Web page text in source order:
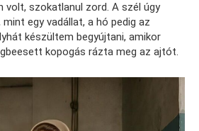
volt, szokatlanul zord. A szél úgy
egy vadállat, a hó pedig az
készültem begyújtani, amikor
kopogás rázta meg az ajtót.